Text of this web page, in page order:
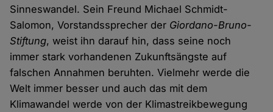
Sinneswandel. Sein Freund Michael Schmidt-
Salomon, Vorstandssprecher der Giordano-Bruno-
Stiftung, weist ihn darauf hin, dass seine noch
immer stark vorhandenen Zukunftsängste auf
falschen Annahmen beruhten. Vielmehr werde die
Welt immer besser und auch das mit dem
Klimawandel werde von der Klimastreikbewegung